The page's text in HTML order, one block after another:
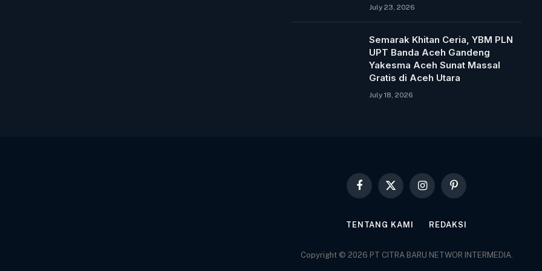
July 23, 2026
Semarak Khitan Ceria, YBM PLN
UPT Banda Aceh Gandeng
Yakesma Aceh Sunat Massal
Gratis di Aceh Utara
July 18, 2026
Facebook
X
InstagramPinterest
TENTANG KAMI REDAKSI
Copyright © 2026 PT CITRA BARU NETWOR INTERMEDIA.